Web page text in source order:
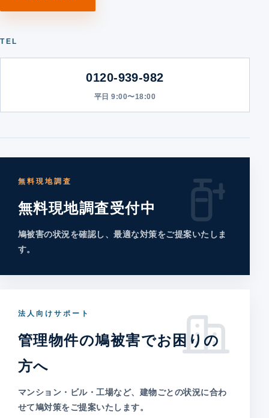
TEL
0120-939-982
平日 9:00〜18:00
無料現地調査
無料現地調査受付中
鳩被害の状況を確認し、最適な対策をご提案いたしま
す。
法人向けサポート
管理物件の鳩被害でお困りの
方へ
マンション・ビル・工場など、建物ごとの状況に合わ
せて鳩対策をご提案いたします。